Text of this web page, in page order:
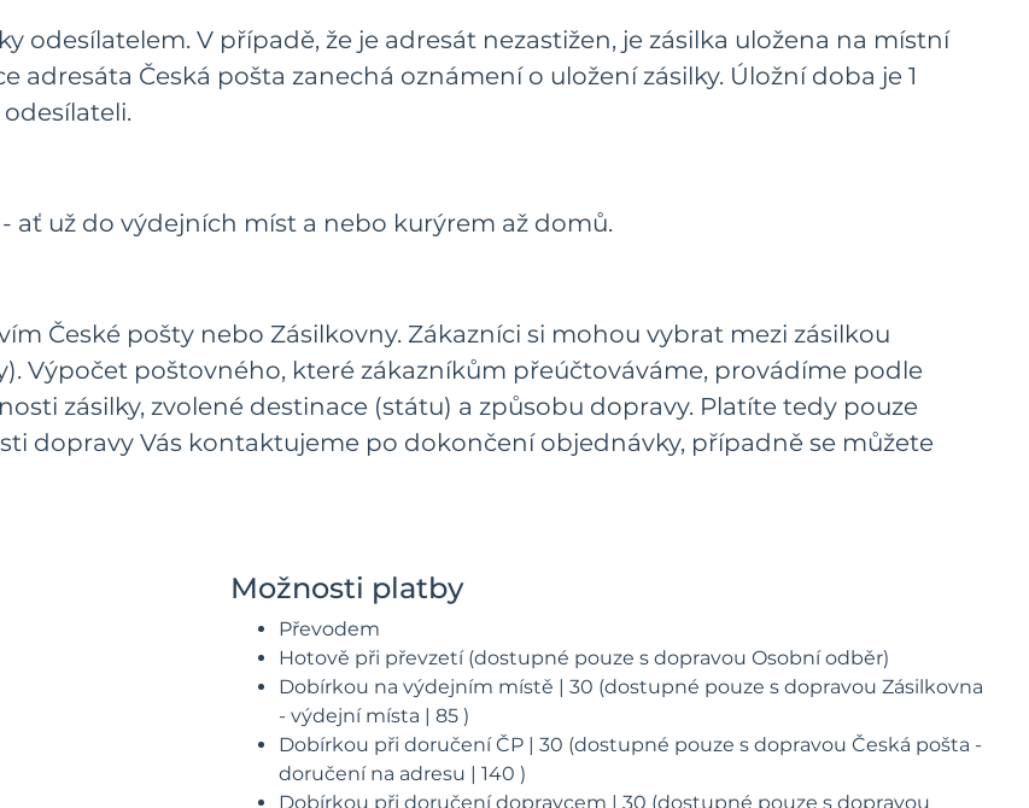
odesílatelem. V případě, že je adresát nezastižen, je zásilka uložena na místní
adresáta Česká pošta zanechá oznámení o uložení zásilky. Úložní doba je 1
ať už do výdejních míst a nebo kurýrem až domů.
České pošty nebo Zásilkovny. Zákazníci si mohou vybrat mezi zásilkou
Výpočet poštovného, které zákazníkům přeúčtováváme, provádíme podle
zásilky, zvolené destinace (státu) a způsobu dopravy. Platíte tedy pouze
dopravy Vás kontaktujeme po dokončení objednávky, případně se můžete
Možnosti platby
Převodem
Hotově při převzetí (dostupné pouze s dopravou Osobní odběr)
Dobírkou na výdejním místě | 30 (dostupné pouze s dopravou Zásilkovna
- výdejní místa | 85 )
Dobírkou při doručení ČP | 30 (dostupné pouze s dopravou Česká pošta -
doručení na adresu | 140 )
Dobírkou při doručení dopravcem | 30 (dostupné pouze s dopravou